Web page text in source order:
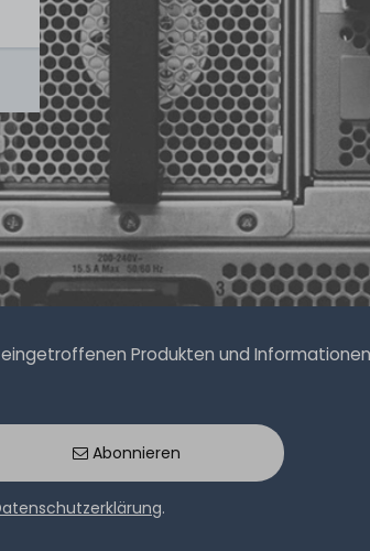
Produkten und
Abonnieren
.